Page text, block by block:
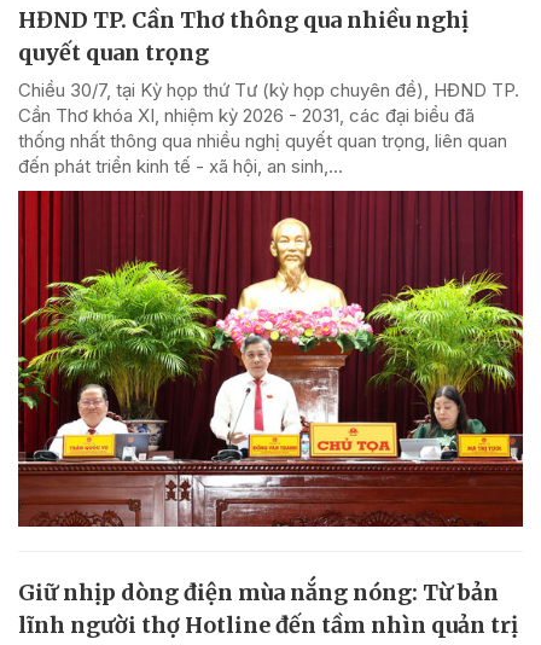
HĐND TP. Cần Thơ thông qua nhiều nghị
quyết quan trọng
Chiều 30/7, tại Kỳ họp thứ Tư (kỳ họp chuyên đề), HĐND TP.
Cần Thơ khóa XI, nhiệm kỳ 2026 - 2031, các đại biểu đã
thống nhất thông qua nhiều nghị quyết quan trọng, liên quan
đến phát triển kinh tế - xã hội, an sinh,...
Giữ nhịp dòng điện mùa nắng nóng: Từ bản
lĩnh người thợ Hotline đến tầm nhìn quản trị